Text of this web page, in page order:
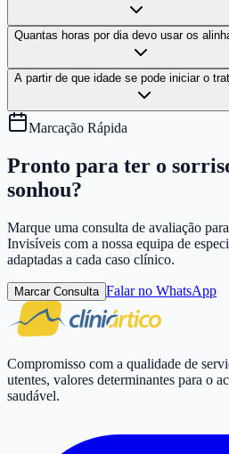
Quantas horas por dia devo usar os
A partir de que idade se pode iniciar o
Marcação Rápida
Pronto para ter o
sonhou?
Marque uma consulta de avaliação para
Invisíveis com a nossa equipa de
adaptadas a cada caso clínico.
Marcar Consulta Falar no WhatsApp
Compromisso com a qualidade de
utentes, valores determinantes para o
saudável.